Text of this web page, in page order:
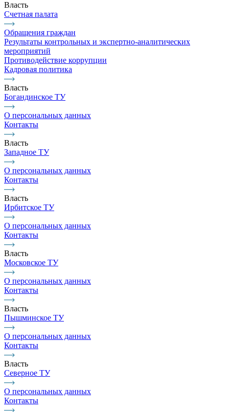
Власть
Счетная палата
Обращения граждан
Результаты контрольных и экспертно-аналитических
мероприятий
Противодействие коррупции
Кадровая политика
Власть
Богандинское ТУ
О персональных данных
Контакты
Власть
Западное ТУ
О персональных данных
Контакты
Власть
Ирбитское ТУ
О персональных данных
Контакты
Власть
Московское ТУ
О персональных данных
Контакты
Власть
Пышминское ТУ
О персональных данных
Контакты
Власть
Северное ТУ
О персональных данных
Контакты